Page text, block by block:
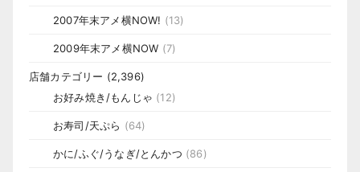
2007年末アメ横NOW! (13)
2009年末アメ横NOW (7)
店舗カテゴリー (2,396)
お好み焼き/もんじゃ (12)
お寿司/天ぷら (64)
かに/ふぐ/うなぎ/とんかつ (86)